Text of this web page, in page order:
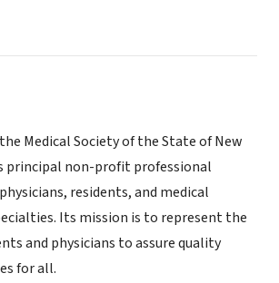
Medical Society of the State of New
principal non-profit professional
residents, and medical
Its mission is to represent the
and physicians to assure quality
for all.